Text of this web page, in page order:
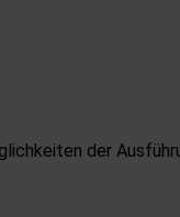
der